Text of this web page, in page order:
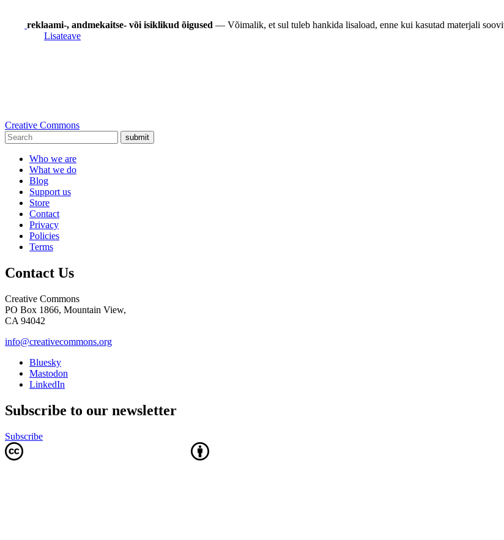
reklaami-, andmekaitse- või isiklikud õigused — Võimalik, et sul tuleb hankida lisaload, enne kui kasutad materjali
Lisateave
Creative Commons
submit
Who we are
What we do
Blog
Support us
Store
Contact
Privacy
Policies
Terms
Contact Us
Creative Commons
PO Box 1866, Mountain View,
CA 94042
info@creativecommons.org
Bluesky
Mastodon
LinkedIn
Subscribe to our newsletter
Subscribe